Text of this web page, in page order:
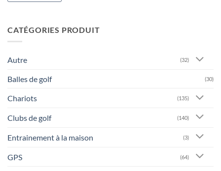
CATÉGORIES PRODUIT
Autre (32)
Balles de golf (30)
Chariots (135)
Clubs de golf (140)
Entrainement à la maison (3)
GPS (64)